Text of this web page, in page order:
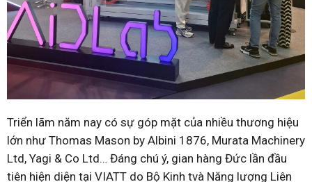
Triển lãm năm nay có sự góp mặt của nhiều thương hiệu
lớn như Thomas Mason by Albini 1876, Murata Machinery
Ltd, Yagi & Co Ltd… Đáng chú ý, gian hàng Đức lần đầu
tiên hiện diện tại VIATT do Bộ Kinh tvà Năng lượng Liên